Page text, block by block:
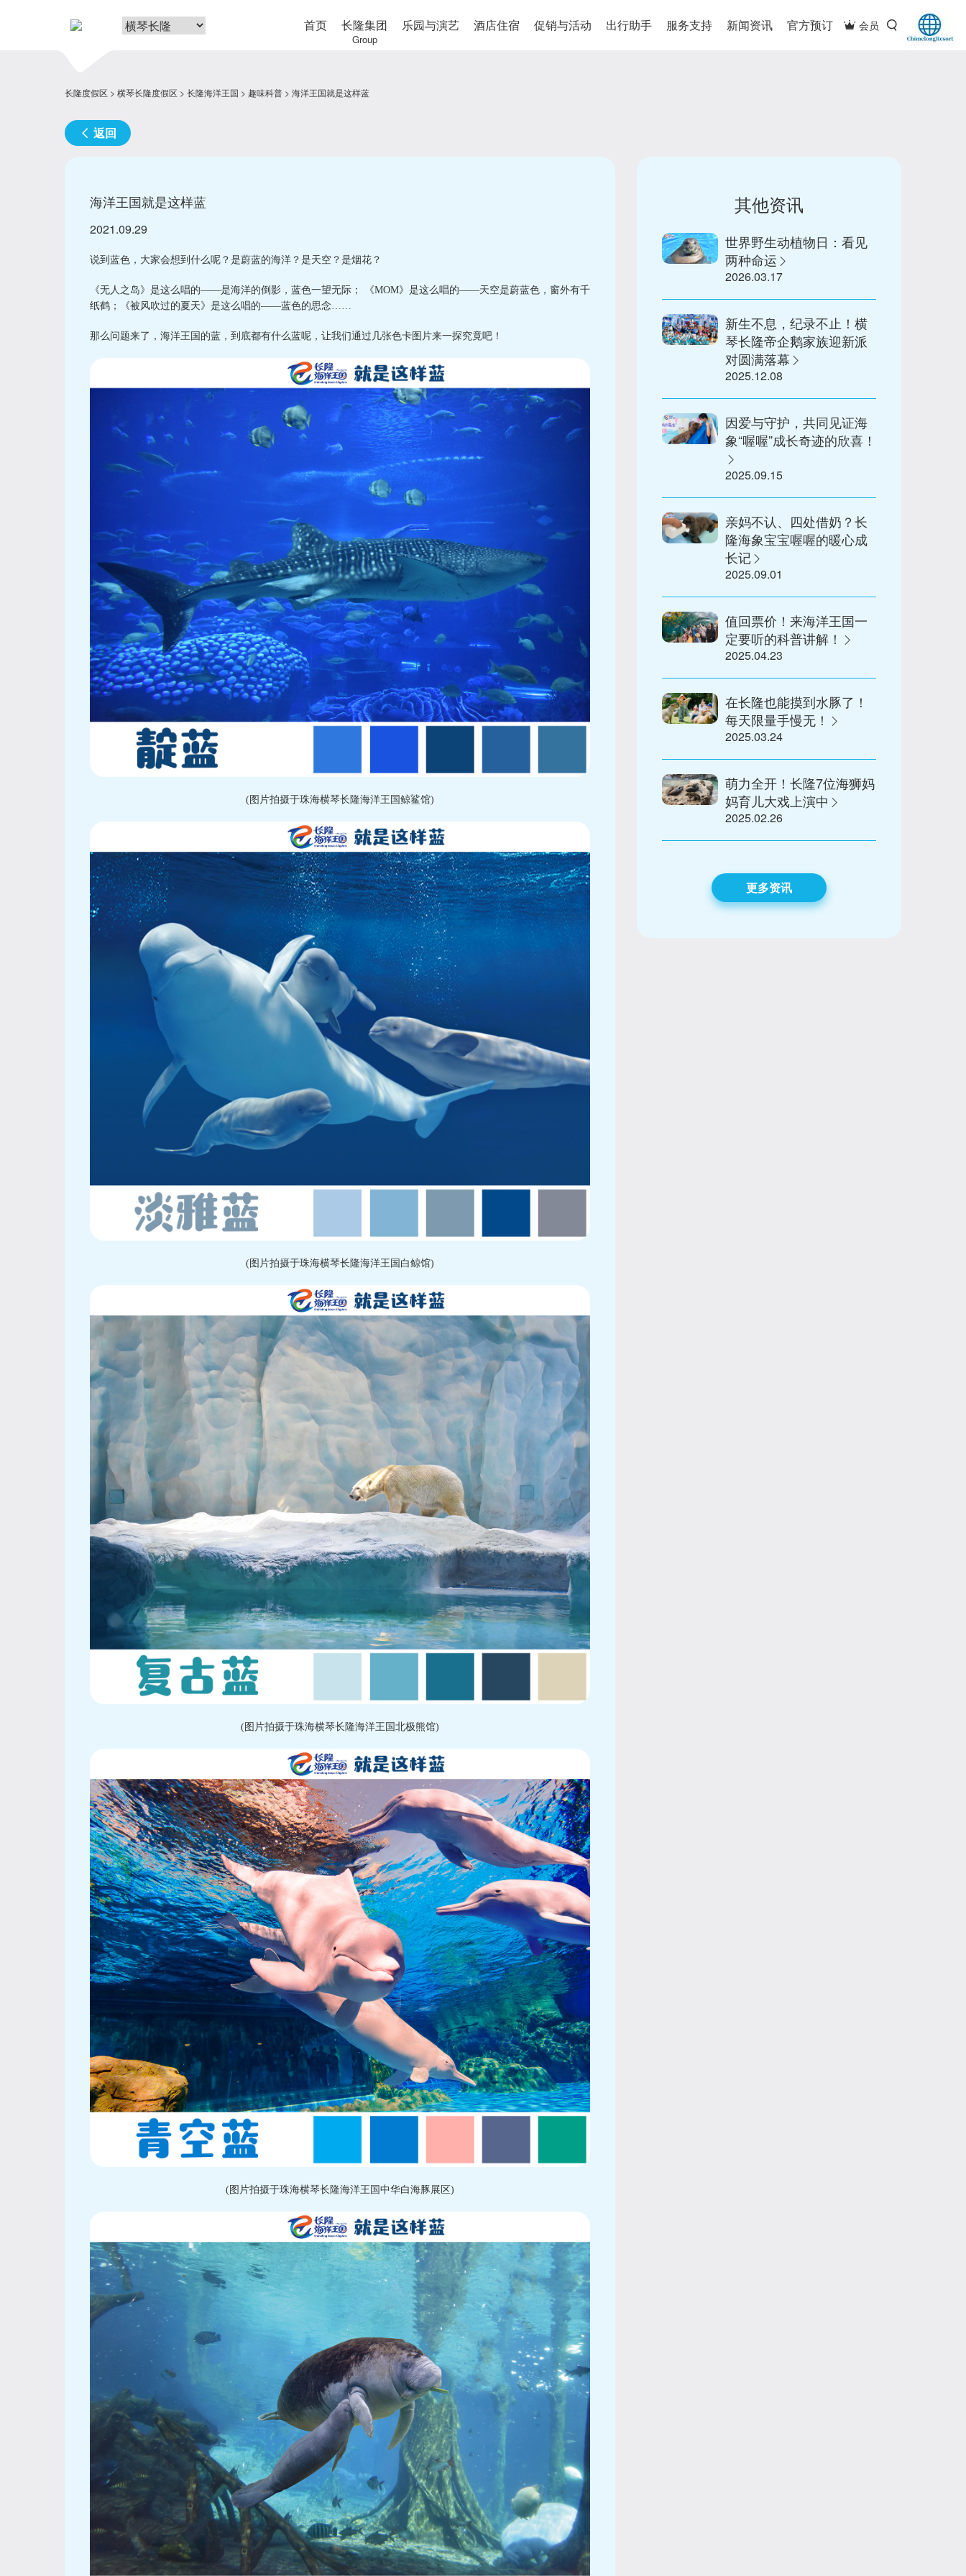
会员
首页 长隆集团
Group
乐园与演艺 酒店住宿 促销与活动 出行助手 服务支持 新闻资讯 官方预订
长隆度假区 横琴长隆度假区 长隆海洋王国 趣味科普 海洋王国就是这样蓝
返回
海洋王国就是这样蓝
2021.09.29
说到蓝色，大家会想到什么呢？是蔚蓝的海洋？是天空？是烟花？
《无人之岛》是这么唱的——是海洋的倒影，蓝色一望无际； 《MOM》是这么唱的——天空是蔚蓝色，窗外有千
纸鹤；《被风吹过的夏天》是这么唱的——蓝色的思念……
那么问题来了，海洋王国的蓝，到底都有什么蓝呢，让我们通过几张色卡图片来一探究竟吧！
(图片拍摄于珠海横琴长隆海洋王国鲸鲨馆)
(图片拍摄于珠海横琴长隆海洋王国白鲸馆)
(图片拍摄于珠海横琴长隆海洋王国北极熊馆)
(图片拍摄于珠海横琴长隆海洋王国中华白海豚展区)
其他资讯
世界野生动植物日：看见
两种命运
2026.03.17
新生不息，纪录不止！横
琴长隆帝企鹅家族迎新派
对圆满落幕
2025.12.08
因爱与守护，共同见证海
象“喔喔”成长奇迹的欣喜！
2025.09.15
亲妈不认、四处借奶？长
隆海象宝宝喔喔的暖心成
长记
2025.09.01
值回票价！来海洋王国一
定要听的科普讲解！
2025.04.23
在长隆也能摸到水豚了！
每天限量手慢无！
2025.03.24
萌力全开！长隆7位海狮妈
妈育儿大戏上演中
2025.02.26
更多资讯